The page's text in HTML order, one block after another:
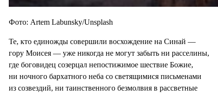
Фото: Artem Labunsky/Unsplash
Те, кто единожды совершили восхождение на Синай —
гору Моисея — уже никогда не могут забыть ни расселины,
где боговидец созерцал непостижимое шествие Божие,
ни ночного бархатного неба со светящимися письменами
из созвездий, ни таинственного безмолвия в рассветные